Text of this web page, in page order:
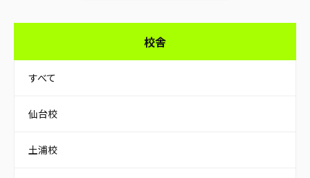
校舎
すべて
仙台校
土浦校